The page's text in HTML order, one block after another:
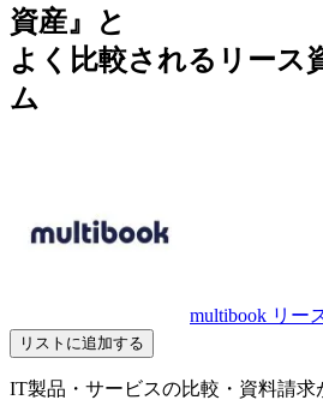
資産』と
よく比較されるリース
ム
multibook リー
リストに追加する
IT製品・サービスの比較・資料請求